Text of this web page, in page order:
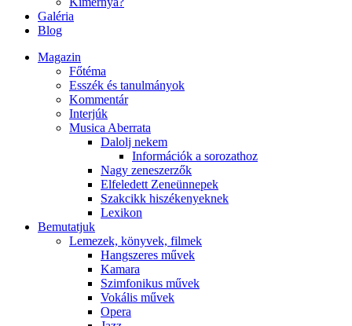
Galéria
Blog
Magazin
Főtéma
Esszék és tanulmányok
Kommentár
Interjúk
Musica Aberrata
Dalolj nekem
Információk a sorozathoz
Nagy zeneszerzők
Elfeledett Zeneünnepek
Szakcikk hiszékenyeknek
Lexikon
Bemutatjuk
Lemezek, könyvek, filmek
Hangszeres művek
Kamara
Szimfonikus művek
Vokális művek
Opera